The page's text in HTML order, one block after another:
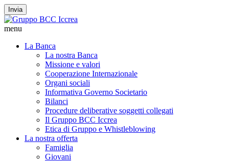
Invia
menu
La Banca
La nostra Banca
Missione e valori
Cooperazione Internazionale
Organi sociali
Informativa Governo Societario
Bilanci
Procedure deliberative soggetti collegati
Il Gruppo BCC Iccrea
Etica di Gruppo e Whistleblowing
La nostra offerta
Famiglia
Giovani